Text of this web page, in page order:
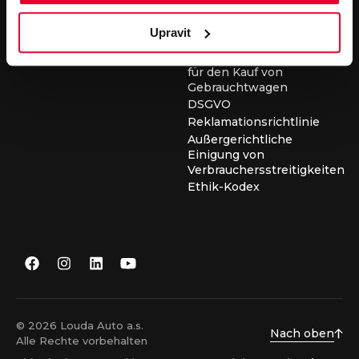
Upravit
für die Durchführung von
Allgemeine
Geschäftsbedingungen
für den Kauf von
Gebrauchtwagen
DSGVO
Reklamationsrichtlinie
Außergerichtliche
Einigung von
Verbrauchersstreitigkeiten
Ethik-Kodex
© 2026 Louda Auto a.s.
Alle Rechte vorbehalten
Nach oben